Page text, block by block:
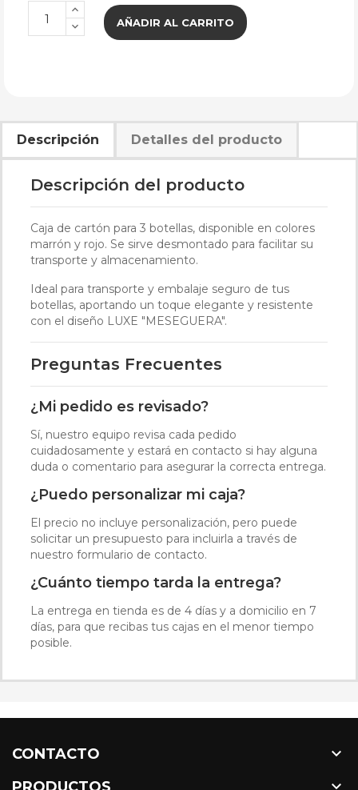
AÑADIR AL CARRITO
Descripción Detalles del producto
Descripción del producto
Caja de cartón para 3 botellas, disponible en colores
marrón y rojo. Se sirve desmontado para facilitar su
transporte y almacenamiento.
Ideal para transporte y embalaje seguro de tus
botellas, aportando un toque elegante y resistente
con el diseño LUXE "MESEGUERA".
Preguntas Frecuentes
¿Mi pedido es revisado?
Sí, nuestro equipo revisa cada pedido
cuidadosamente y estará en contacto si hay alguna
duda o comentario para asegurar la correcta entrega.
¿Puedo personalizar mi caja?
El precio no incluye personalización, pero puede
solicitar un presupuesto para incluirla a través de
nuestro formulario de contacto.
¿Cuánto tiempo tarda la entrega?
La entrega en tienda es de 4 días y a domicilio en 7
días, para que recibas tus cajas en el menor tiempo
posible.
CONTACTO 